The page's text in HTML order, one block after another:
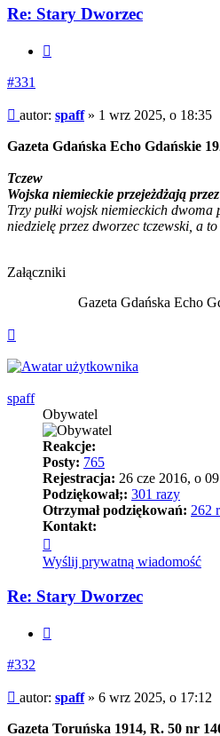
Re: Stary Dworzec
#331
Post
autor: spaff» 1 wrz 2025, o 18:35
Gazeta Gdańska Echo Gdańskie
Tczew
Wojska niemieckie przejeżdżają
Trzy pułki wojsk niemieckich dwoma
niedzielę przez dworzec tczewski, a
Załączniki
Gazeta Gdańska Echo
spaff
Obywatel
Reakcje:
Posty: 765
Rejestracja: 26 cze 2016, o
Podziękował;: 301 razy
Otrzymał podziękowań: 262
Kontakt:
się
z
Wyślij prywatną wiadomość
Re: Stary Dworzec
#332
Post
autor: spaff» 6 wrz 2025, o 17:12
Gazeta Toruńska 1914, R. 50 nr